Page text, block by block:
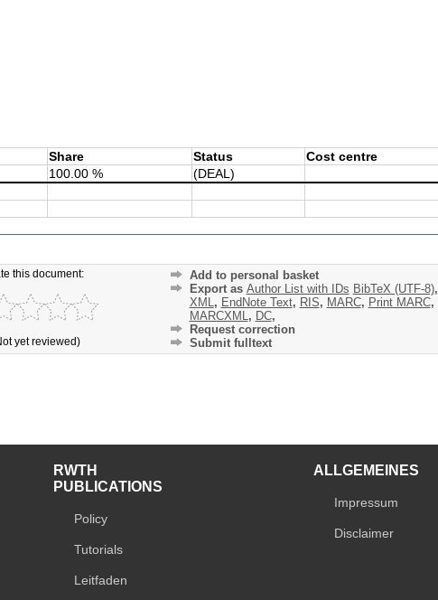
Share Status
Cost centre
100.00 %
(DEAL)
this document:
yet reviewed)
Add to personal basket
Export as Author List with IDs BibTeX (UTF-8),
XML, EndNote Text, RIS, MARC, Print MARC,
MARCXML, DC,
Request correction
Submit fulltext
RWTH
PUBLICATIONS
Policy
Tutorials
Leitfaden
ALLGEMEINES
Impressum
Disclaimer